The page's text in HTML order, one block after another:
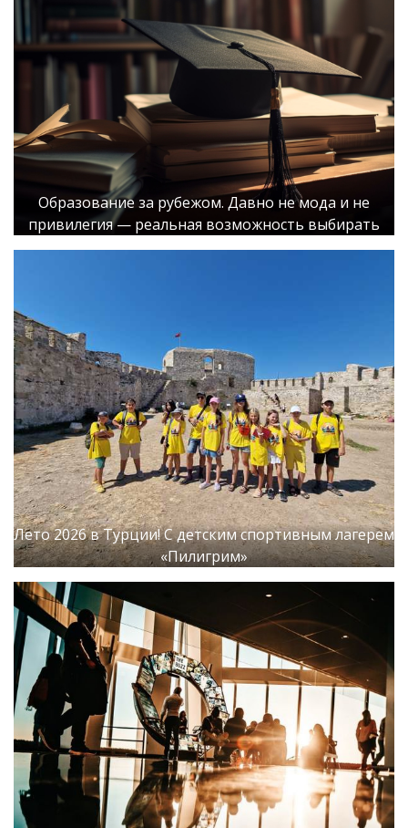
Образование за рубежом. Давно не мода и не
привилегия — реальная возможность выбирать
Лето 2026 в Турции! С детским спортивным лагерем
«Пилигрим»